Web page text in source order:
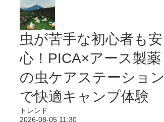
虫が苦手な初心者も安
心！PICA×アース製薬
の虫ケアステーション
で快適キャンプ体験
トレンド
2026-08-05 11:30